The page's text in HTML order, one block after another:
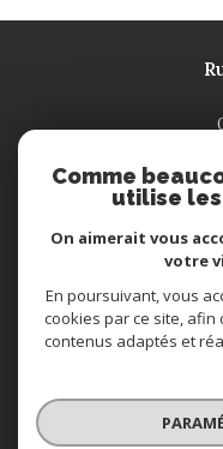
contact-
33240
© 2026 | Tous droits
Comme
utilise
On aimerait vous
votre
En poursuivant, vous
cookies par ce site,
contenus adaptés et